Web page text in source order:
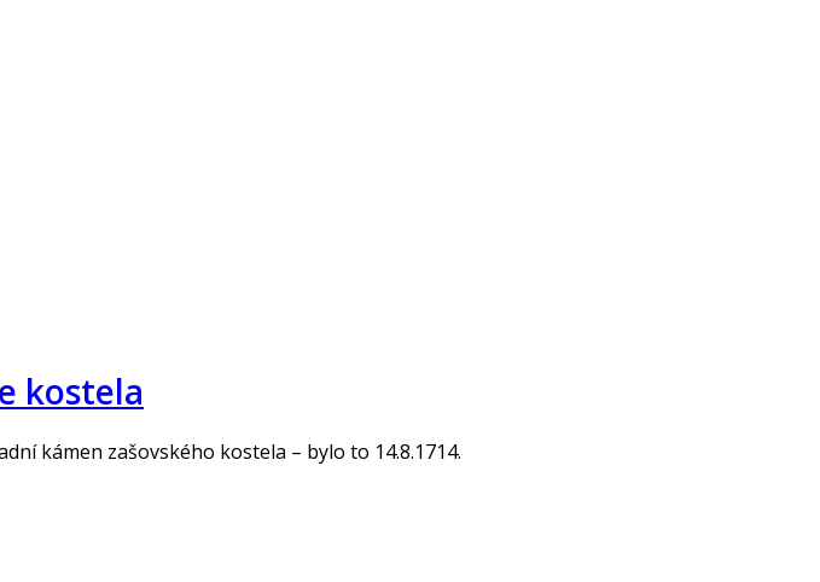
kostela
kámen zašovského kostela – bylo to 14.8.1714.